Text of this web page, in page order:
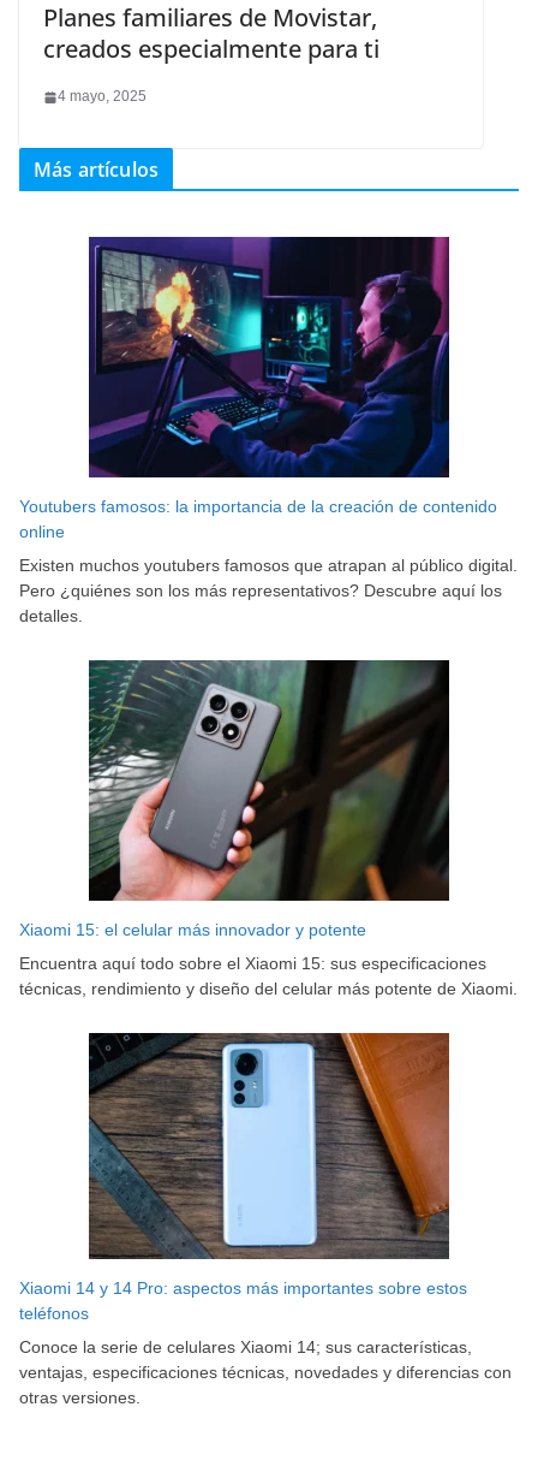
Planes familiares de Movistar,
creados especialmente para ti
4 mayo, 2025
Más artículos
Youtubers famosos: la importancia de la creación de contenido
online
Existen muchos youtubers famosos que atrapan al público digital.
Pero ¿quiénes son los más representativos? Descubre aquí los
detalles.
Xiaomi 15: el celular más innovador y potente
Encuentra aquí todo sobre el Xiaomi 15: sus especificaciones
técnicas, rendimiento y diseño del celular más potente de Xiaomi.
Xiaomi 14 y 14 Pro: aspectos más importantes sobre estos
teléfonos
Conoce la serie de celulares Xiaomi 14; sus características,
ventajas, especificaciones técnicas, novedades y diferencias con
otras versiones.